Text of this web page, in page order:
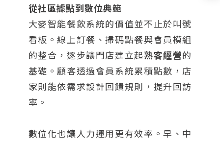
從社區據點到數位典範
大麥智能餐飲系統的價值並不止於叫號
看板。線上訂餐、掃碼點餐與會員模組
的整合，逐步讓門店建立起熟客經營的
基礎。顧客透過會員系統累積點數，店
家則能依需求設計回饋規則，提升回訪
率。
數位化也讓人力運用更有效率。早、中